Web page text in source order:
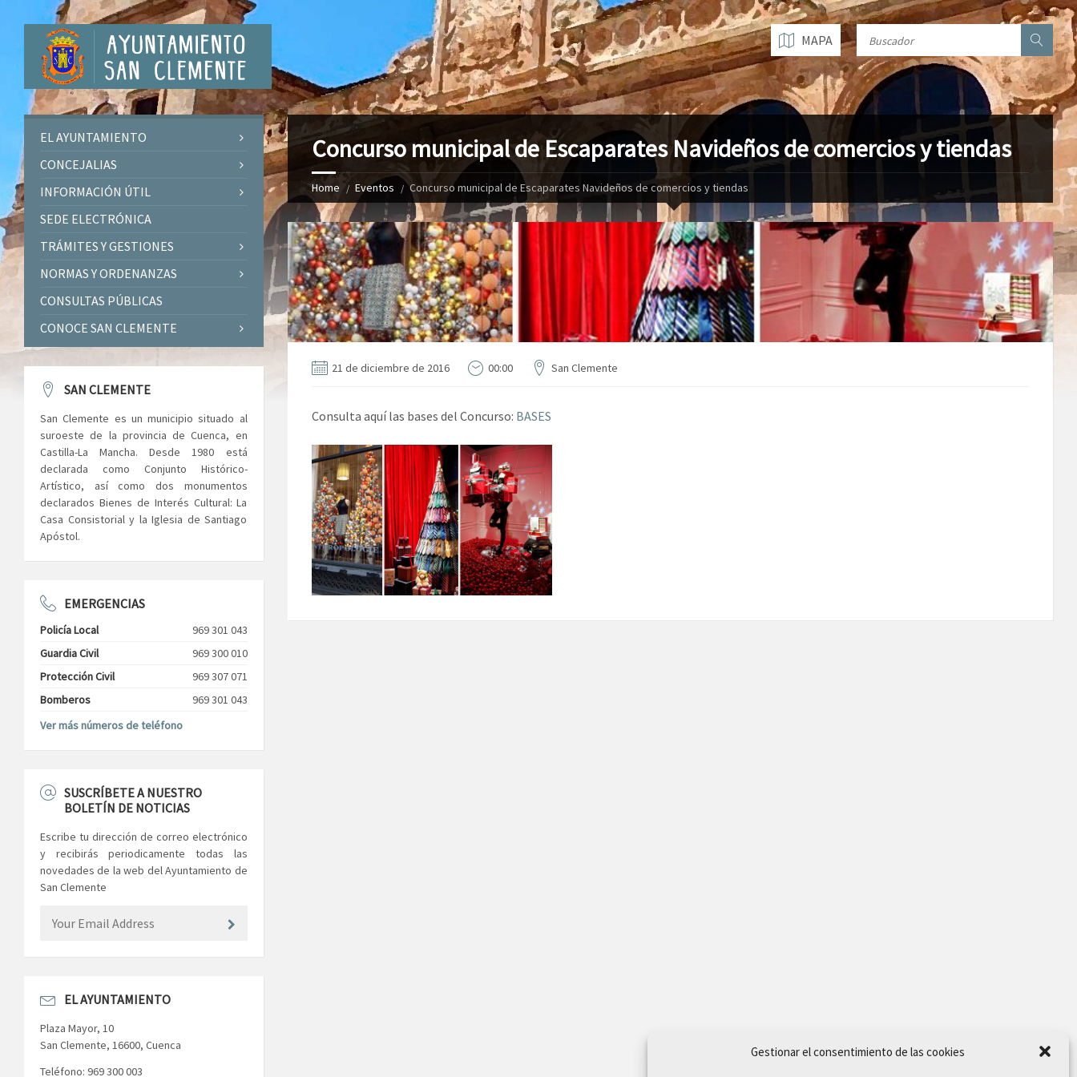
Gestionar el consentimiento de las cookies
MAPA
Concurso municipal de Escaparates Navideños de comercios y tiendas
Home Eventos Concurso municipal de Escaparates Navideños de comercios y tiendas
21 de diciembre de 2016 00:00 San Clemente
Consulta aquí las bases del Concurso: BASES
EL AYUNTAMIENTO
CONCEJALIAS
INFORMACIÓN ÚTIL
SEDE ELECTRÓNICA
TRÁMITES Y GESTIONES
NORMAS Y ORDENANZAS
CONSULTAS PÚBLICAS
CONOCE SAN CLEMENTE
SAN CLEMENTE
San Clemente es un municipio situado al
suroeste de la provincia de Cuenca, en
Castilla-La Mancha. Desde 1980 está
declarada como Conjunto Histórico-
Artístico, así como dos monumentos
declarados Bienes de Interés Cultural: La
Casa Consistorial y la Iglesia de Santiago
Apóstol.
EMERGENCIAS
Policía Local
969 301 043
Guardia Civil
969 300 010
Protección Civil
969 307 071
Bomberos
969 301 043
Ver más números de teléfono
SUSCRÍBETE A NUESTRO
BOLETÍN DE NOTICIAS
Escribe tu dirección de correo electrónico
y recibirás periodicamente todas las
novedades de la web del Ayuntamiento de
San Clemente
EL AYUNTAMIENTO
Plaza Mayor, 10
San Clemente, 16600, Cuenca
Teléfono: 969 300 003